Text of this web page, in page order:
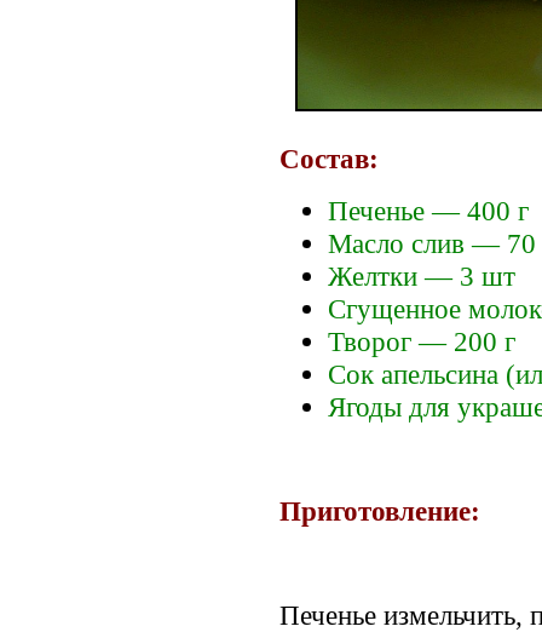
Состав:
Печенье — 400 г
Масло слив — 70
Желтки — 3 шт
Сгущенное
Творог — 200 г
Сок апельсина
Ягоды для
Приготовление:
Печенье измельчить,